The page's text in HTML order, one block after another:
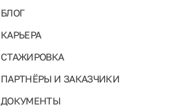
БЛОГ
КАРЬЕРА
СТАЖИРОВКА
ПАРТНЁРЫ И ЗАКАЗЧИКИ
ДОКУМЕНТЫ